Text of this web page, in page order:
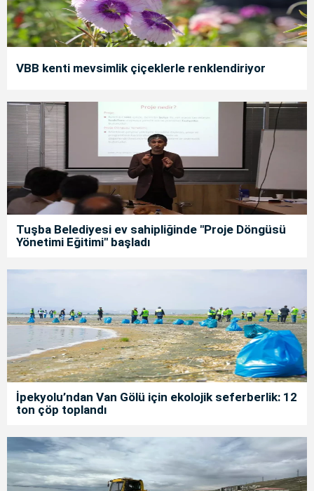
VBB kenti mevsimlik çiçeklerle renklendiriyor
Tuşba Belediyesi ev sahipliğinde "Proje Döngüsü
Yönetimi Eğitimi" başladı
İpekyolu’ndan Van Gölü için ekolojik seferberlik: 12
ton çöp toplandı